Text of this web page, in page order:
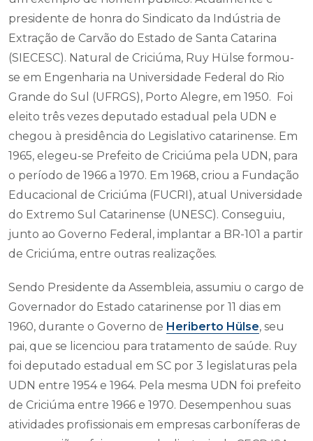
presidente de honra do Sindicato da Indústria de
Extração de Carvão do Estado de Santa Catarina
(SIECESC). Natural de Criciúma, Ruy Hülse formou-
se em Engenharia na Universidade Federal do Rio
Grande do Sul (UFRGS), Porto Alegre, em 1950. Foi
eleito três vezes deputado estadual pela UDN e
chegou à presidência do Legislativo catarinense. Em
1965, elegeu-se Prefeito de Criciúma pela UDN, para
o período de 1966 a 1970. Em 1968, criou a Fundação
Educacional de Criciúma (FUCRI), atual Universidade
do Extremo Sul Catarinense (UNESC). Conseguiu,
junto ao Governo Federal, implantar a BR-101 a partir
de Criciúma, entre outras realizações.
Sendo Presidente da Assembleia, assumiu o cargo de
Governador do Estado catarinense por 11 dias em
1960, durante o Governo de Heriberto Hülse, seu
pai, que se licenciou para tratamento de saúde. Ruy
foi deputado estadual em SC por 3 legislaturas pela
UDN entre 1954 e 1964. Pela mesma UDN foi prefeito
de Criciúma entre 1966 e 1970. Desempenhou suas
atividades profissionais em empresas carboníferas de